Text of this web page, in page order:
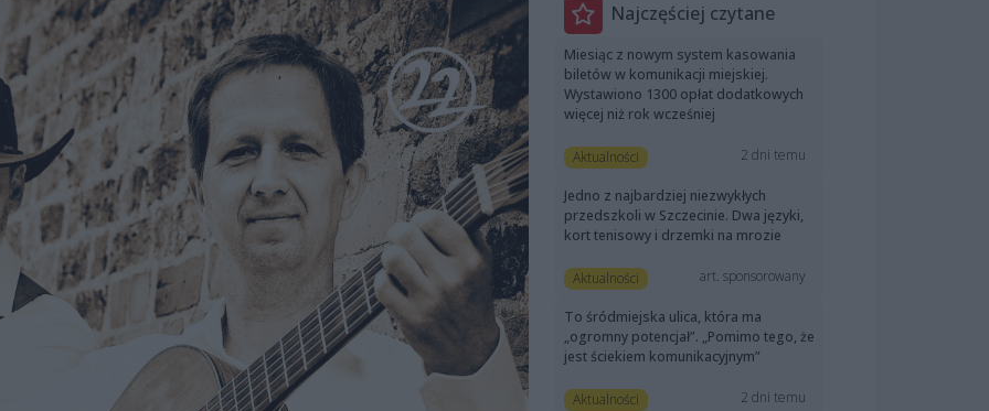
Najczęściej czytane
Miesiąc z nowym system kasowania
biletów w komunikacji miejskiej.
Wystawiono 1300 opłat dodatkowych
więcej niż rok wcześniej
Aktualności 2 dni temu
Jedno z najbardziej niezwykłych
przedszkoli w Szczecinie. Dwa języki,
kort tenisowy i drzemki na mrozie
Aktualności art. sponsorowany
To śródmiejska ulica, która ma
„ogromny potencjał”. „Pomimo tego, że
jest ściekiem komunikacyjnym”
Aktualności 2 dni temu